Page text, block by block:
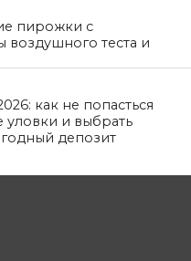
пирожки с
воздушного теста и
как не попасться
уловки и выбрать
депозит